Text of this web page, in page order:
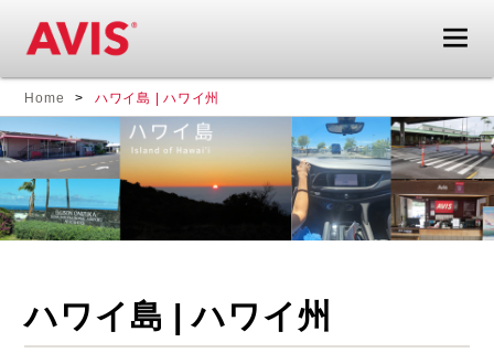
エ
イ
ビ
ス
レ
ン
タ
ド
ラ
海
外
旅
行
も
レ
ン
ー
が
Home ハワイ島 | ハワイ州
ハワイ島 | ハワイ州